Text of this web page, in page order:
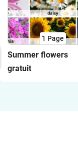
1 Page
Summer flowers
gratuit